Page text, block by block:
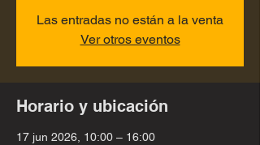
Las entradas no están a la venta
Ver otros eventos
Horario y ubicación
17 jun 2026, 10:00 – 16:00